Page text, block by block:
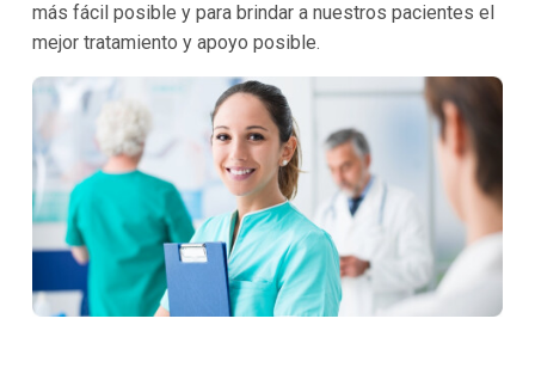
más fácil posible y para brindar a nuestros pacientes el
mejor tratamiento y apoyo posible.